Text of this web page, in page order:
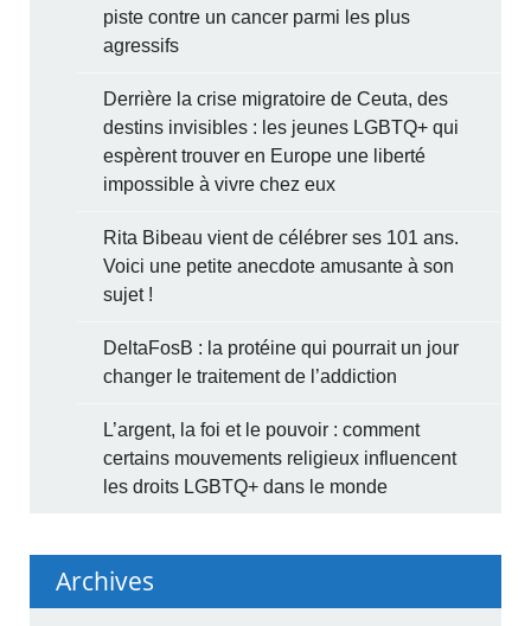
piste contre un cancer parmi les plus
agressifs
Derrière la crise migratoire de Ceuta, des
destins invisibles : les jeunes LGBTQ+ qui
espèrent trouver en Europe une liberté
impossible à vivre chez eux
Rita Bibeau vient de célébrer ses 101 ans.
Voici une petite anecdote amusante à son
sujet !
DeltaFosB : la protéine qui pourrait un jour
changer le traitement de l’addiction
L’argent, la foi et le pouvoir : comment
certains mouvements religieux influencent
les droits LGBTQ+ dans le monde
Archives